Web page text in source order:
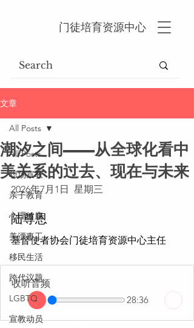
门徒培育资源中心
文章
All Posts
职场宣教
亲子教育
心理健康
美漂事工
移民生活
跨代议题
LGBTQ
宣教动员
All Posts
潮汐之间——从全球化看中
美关系的过去、现在与未来
2026年7月1日  星期三
陆尊恩
基督使者协会门徒培育资源中心主任
收听音频
28:36